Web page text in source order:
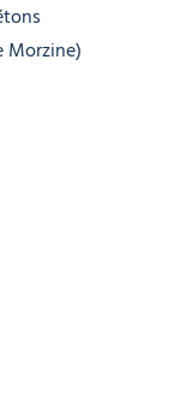
Morzine)